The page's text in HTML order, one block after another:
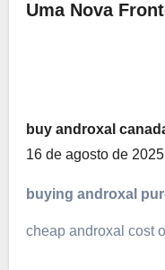
Uma Nova
buy androxal
16 de agosto de
buying androxal
cheap androxal cost